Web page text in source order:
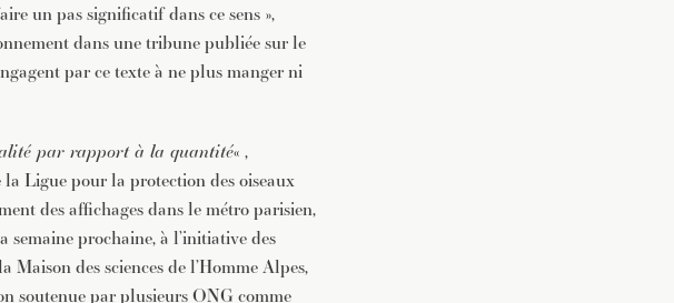
un pas significatif dans ce sens »,
dans une tribune publiée sur le
par ce texte à ne plus manger ni
par rapport à la quantité« ,
Ligue pour la protection des oiseaux
des affichages dans le métro parisien,
prochaine, à l’initiative des
des sciences de l’Homme Alpes,
soutenue par plusieurs ONG comme